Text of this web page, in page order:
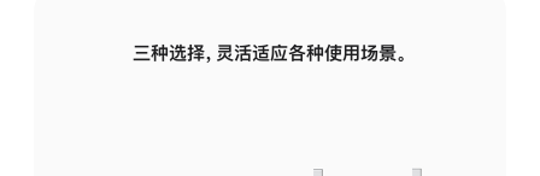
三种选择，灵活适应各种使用场景。